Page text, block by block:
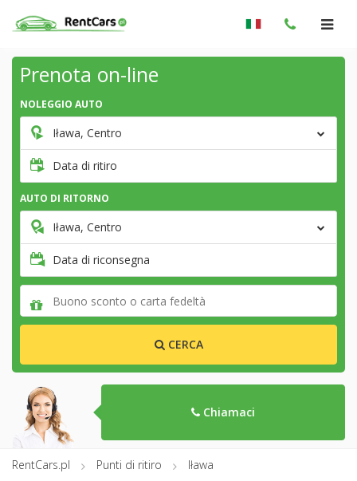
Prenota on-line
NOLEGGIO AUTO
Iława, Centro
Data di ritiro
AUTO DI RITORNO
Iława, Centro
Data di riconsegna
CERCA
Chiamaci
RentCars.pl Punti di ritiro Iława